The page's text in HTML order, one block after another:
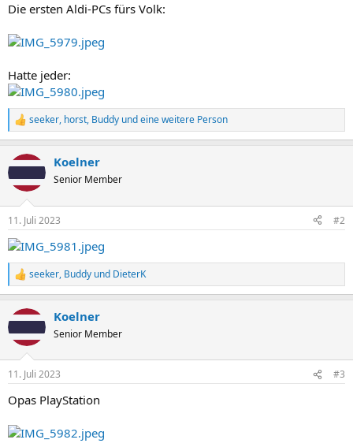
Die ersten Aldi-PCs fürs Volk:
Hatte jeder:
R
e
k
i
e
n
:
seeker, horst, Buddy und eine weitere Person
Koelner
Senior Member
11. Juli 2023 #2
R
e
k
i
n
e
:
seeker, Buddy und DieterK
Koelner
Senior Member
11. Juli 2023 #3
Opas PlayStation